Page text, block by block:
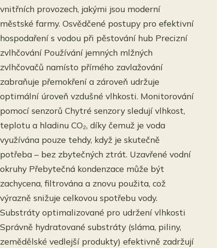
vnitřních provozech, jakými jsou moderní
městské farmy. Osvědčené postupy pro efektivní
hospodaření s vodou při pěstování hub Precizní
zvlhčování Používání jemných mlžných
zvlhčovačů namísto přímého zavlažování
zabraňuje přemokření a zároveň udržuje
optimální úroveň vzdušné vlhkosti. Monitorování
pomocí senzorů Chytré senzory sledují vlhkost,
teplotu a hladinu CO₂, díky čemuž je voda
využívána pouze tehdy, když je skutečně
potřeba – bez zbytečných ztrát. Uzavřené vodní
okruhy Přebytečná kondenzace může být
zachycena, filtrována a znovu použita, což
výrazně snižuje celkovou spotřebu vody.
Substráty optimalizované pro udržení vlhkosti
Správně hydratované substráty (sláma, piliny,
zemědělské vedlejší produkty) efektivně zadržují